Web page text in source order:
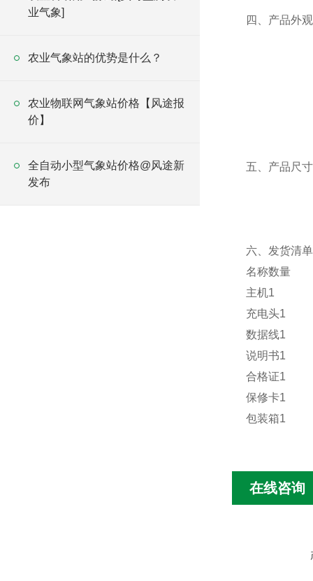
业气象]
农业气象站的优势是什么？
农业物联网气象站价格【风途报
价】
全自动小型气象站价格@风途新
发布
四、产品外
五、产品尺
六、发货清单
名称数量
主机1
充电头1
数据线1
说明书1
合格证1
保修卡1
包装箱1
在线咨询